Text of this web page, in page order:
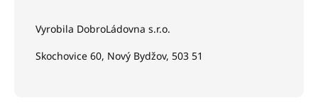
Vyrobila DobroLádovna s.r.o.
Skochovice 60, Nový Bydžov, 503 51